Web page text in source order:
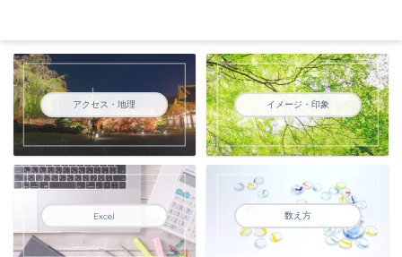
アクセス・地理 イメージ・印象
Excel 数え方